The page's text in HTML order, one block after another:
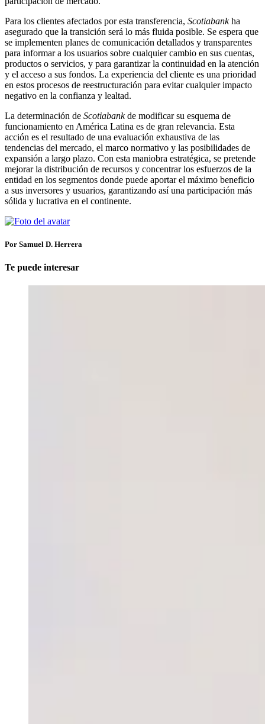
Para los clientes afectados por esta transferencia, Scotiabankha
asegurado que la transición será lo más fluida posible. Se espera que
se implementen planes de comunicación detallados y transparentes
para informar a los usuarios sobre cualquier cambio en sus cuentas,
productos o servicios, y para garantizar la continuidad en la atención
y el acceso a sus fondos. La experiencia del cliente es una prioridad
en estos procesos de reestructuración para evitar cualquier impacto
negativo en la confianza y lealtad.
La determinación de Scotiabankde modificar su esquema de
funcionamiento en América Latina es de gran relevancia. Esta
acción es el resultado de una evaluación exhaustiva de las
tendencias del mercado, el marco normativo y las posibilidades de
expansión a largo plazo. Con esta maniobra estratégica, se pretende
mejorar la distribución de recursos y concentrar los esfuerzos de la
entidad en los segmentos donde puede aportar el máximo beneficio
a sus inversores y usuarios, garantizando así una participación más
sólida y lucrativa en el continente.
Por Samuel D. Herrera
Te puede interesar